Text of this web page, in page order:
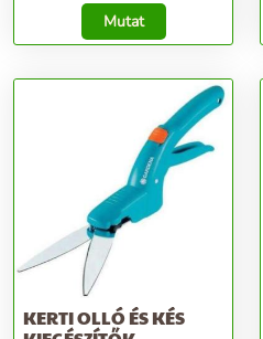
Mutat
KERTI OLLÓ ÉS KÉS